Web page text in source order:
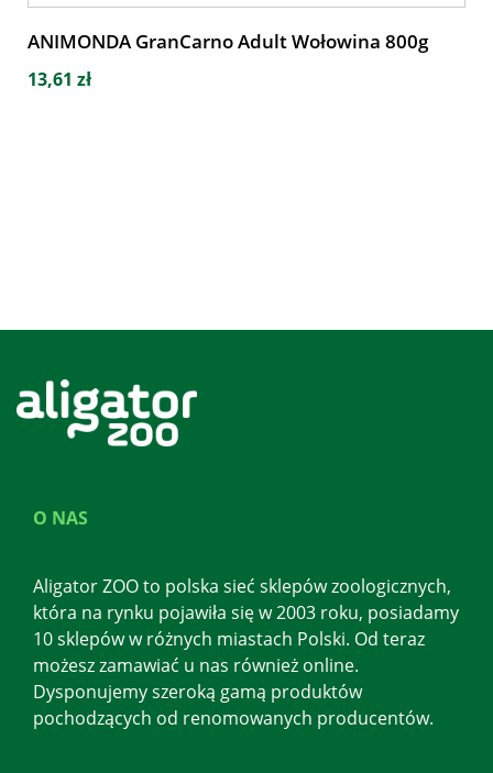
ANIMONDA GranCarno Adult Wołowina 800g
13,61 zł
O NAS
Aligator ZOO to polska sieć sklepów zoologicznych,
która na rynku pojawiła się w 2003 roku, posiadamy
10 sklepów w różnych miastach Polski. Od teraz
możesz zamawiać u nas również online.
Dysponujemy szeroką gamą produktów
pochodzących od renomowanych producentów.